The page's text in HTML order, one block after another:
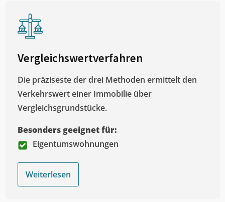
Vergleichswertverfahren
Die präziseste der drei Methoden ermittelt den
Verkehrswert einer Immobilie über
Vergleichsgrundstücke.
Besonders geeignet für:
Eigentumswohnungen
Weiterlesen